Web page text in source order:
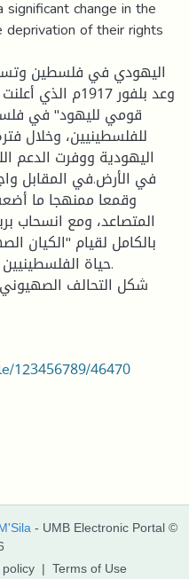
change in the
of their rights
اليهودي في فلسطين
وعد بلفور
قومي لليهود" في
للفلسطينيين، وخلال
اليهودية ووفرت الدعم
في الأرض.في المقابل
وقمعا ممنهجا ما
بالكامل لقيام "الكيان
حياة
123456789/46470
- UMB Electronic Portal ©
policy | Terms of Use